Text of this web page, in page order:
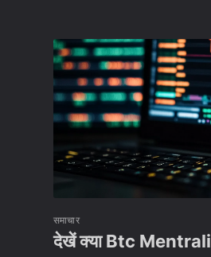
समाचार
देखें क्या Btc